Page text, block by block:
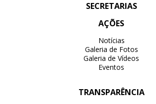
SECRETARIAS
AÇÕES
Notícias
Galeria de Fotos
Galeria de Vídeos
Eventos
TRANSPARÊNCIA